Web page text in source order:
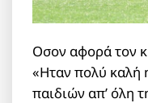
Οσον αφορά τον
«Ηταν πολύ καλή
παιδιών απ’ όλη